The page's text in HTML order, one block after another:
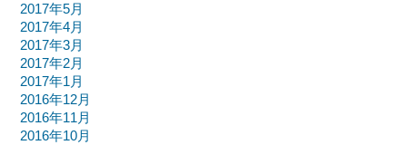
2017年5月
2017年4月
2017年3月
2017年2月
2017年1月
2016年12月
2016年11月
2016年10月